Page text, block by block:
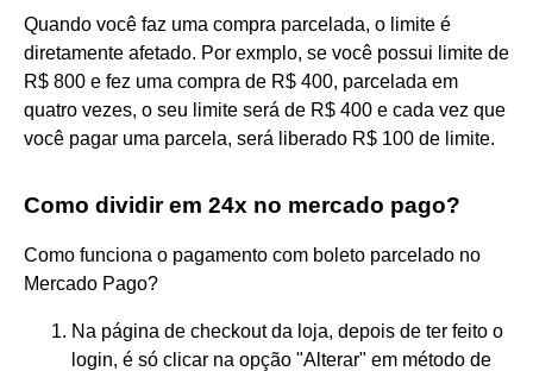
Quando você faz uma compra parcelada, o limite é
diretamente afetado. Por exmplo, se você possui limite de
R$ 800 e fez uma compra de R$ 400, parcelada em
quatro vezes, o seu limite será de R$ 400 e cada vez que
você pagar uma parcela, será liberado R$ 100 de limite.
Como dividir em 24x no mercado pago?
Como funciona o pagamento com boleto parcelado no
Mercado Pago?
Na página de checkout da loja, depois de ter feito o
login, é só clicar na opção "Alterar" em método de